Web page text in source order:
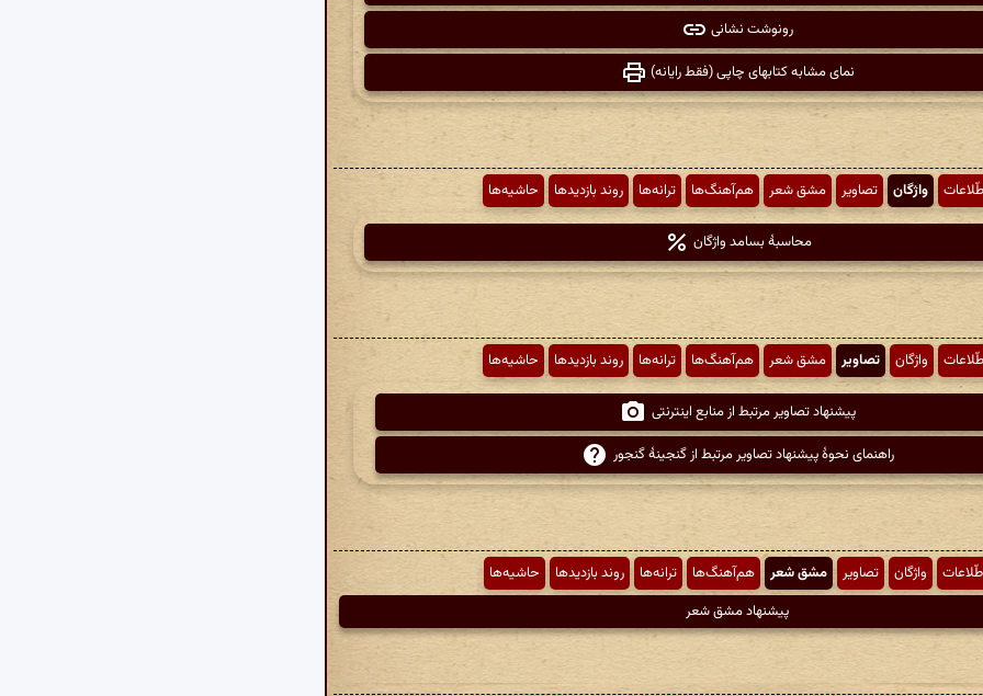
رونوشت نشانی
نمای مشابه کتابهای چاپی (فقط رایانه)
واژگان تصاویر مشق شعر هم‌آهنگ‌ها ترانه‌ها روند بازدیدها حاشیه‌ها
محاسبهٔ بسامد واژگان
واژگان تصاویر مشق شعر هم‌آهنگ‌ها ترانه‌ها روند بازدیدها حاشیه‌ها
پیشنهاد تصاویر مرتبط از منابع اینترنتی
راهنمای نحوهٔ پیشنهاد تصاویر مرتبط از گنجینهٔ گنجور
واژگان تصاویر مشق شعر هم‌آهنگ‌ها ترانه‌ها روند بازدیدها
حاشیه‌ها
پیشنهاد مشق شعر